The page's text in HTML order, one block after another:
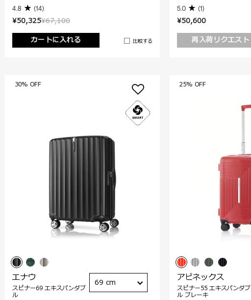
¥67,100
¥50,325
カートに入れる
比較する
4.8 (14)
¥50,600
再入荷リクエスト
5.0 (1)
30% OFF
エナウ
スピナー69 エキスパンダブ
ル
69 cm
25% OFF
アピネックス
スピナー55 エキスパンダブ
ル ブレーキ